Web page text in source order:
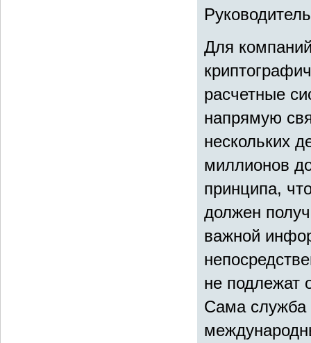
Для
расчетные
напрямую
нескольких
миллионов
принципа,
должен
важной
не подлежат
Сама служба